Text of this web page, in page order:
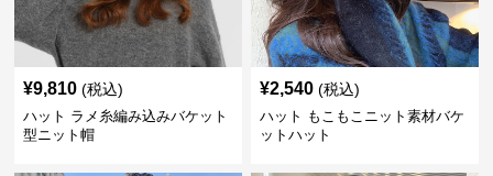
¥9,810 (税込)
ハット ラメ糸編み込みバケット
型ニット帽
¥2,540 (税込)
ハット もこもこニット素材バケ
ットハット